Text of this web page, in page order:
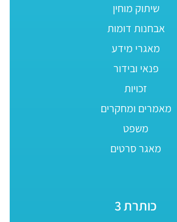
שיתוק מוחין
אבחנות דומות
מאגרי מידע
פנאי ובידור
זכויות
מאמרים ומחקרים
משפט
מאגר סרטים
כותרת 3